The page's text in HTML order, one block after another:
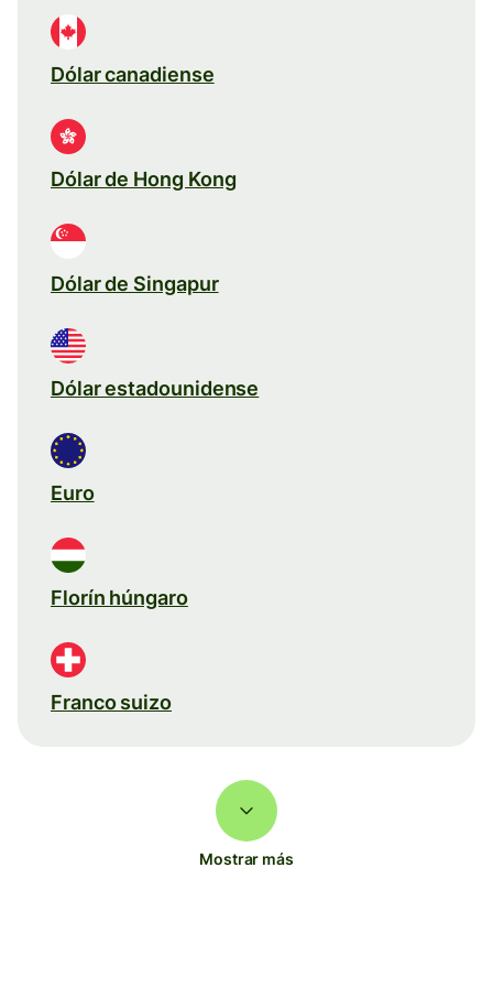
Dólar canadiense
Dólar de Hong Kong
Dólar de Singapur
Dólar estadounidense
Euro
Florín húngaro
Franco suizo
Mostrar más